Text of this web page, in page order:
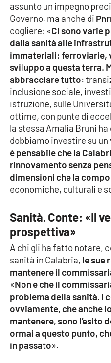
Le perfidie di Antonella
Venti di comunicazione
STREAMING
LaC TV
LaC Network
LaC OnAir
EDIZIONI
LOCALI
Crotone
Vibo Valentia
Reggio Calabria
Cosenza
Lamezia Terme
assunto un impegno
Governo, ma anche di
cogliere: «Ci sono varie
dalla sanità alle
immateriali: ferroviarie,
sviluppo a questa terra.
abbracciare tutto:
inclusione sociale,
istruzione, sulle
ottime, con punte di
la stessa Amalia Bruni
dobbiamo investire su
è pensabile che la
rinnovamento senza
dimensioni che la
economiche, culturali e
Sanità, Conte: «Il
prospettiva»
A chi gli ha fatto notare,
sanità in Calabria, le sue
mantenere il
«Non è che il
problema della sanità. I
ovviamente, che anche
mantenere, sono l’esito
ormai a questo punto,
in passato».